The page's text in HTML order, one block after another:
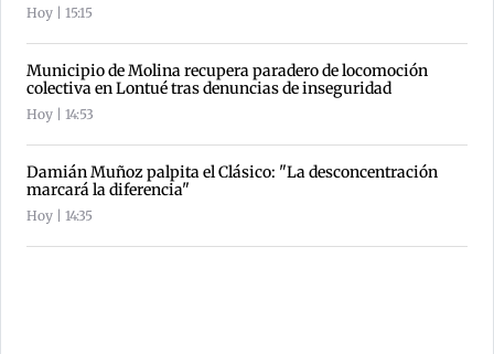
Hoy | 15:15
Municipio de Molina recupera paradero de locomoción
colectiva en Lontué tras denuncias de inseguridad
Hoy | 14:53
Damián Muñoz palpita el Clásico: "La desconcentración
marcará la diferencia"
Hoy | 14:35